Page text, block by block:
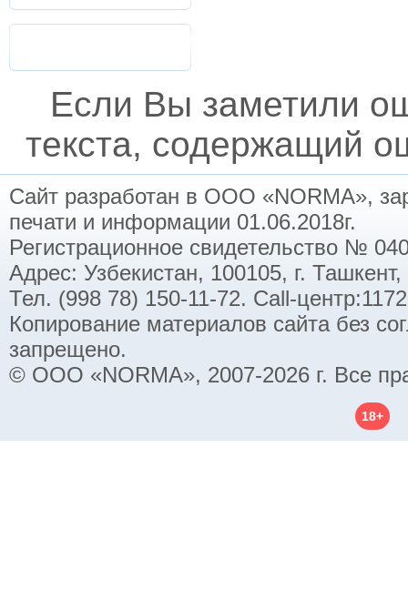
Если Вы заметили
текста, содержащий
Сайт разработан в ООО «NORMA»,
печати и информации 01.06.2018г.
Регистрационное свидетельство №
Адрес: Узбекистан, 100105, г.
Тел. (998 78) 150-11-72. Call-
Копирование материалов сайта без
запрещено.
© ООО «NORMA», 2007-2026 г. Все
18+